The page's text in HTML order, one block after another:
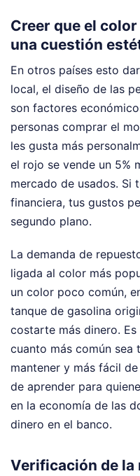
Creer que el
una cuestión
En otros países esto
local, el diseño de las
son factores
personas comprar el
les gusta más
el rojo se vende un 5%
mercado de usados. Si
financiera, tus gustos
segundo plano.
La demanda de
ligada al color más
un color poco común,
tanque de gasolina
costarte más dinero.
cuanto más común sea
mantener y más fácil
de aprender para
en la economía de las
dinero en el banco.
Verificación de la